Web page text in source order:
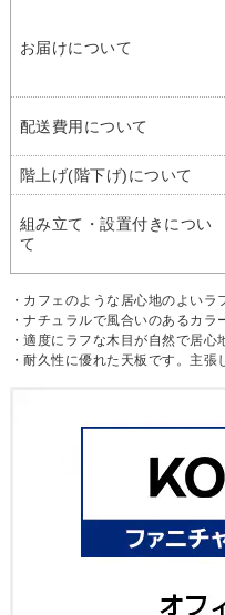
お届けについて
配送費用について
階上げ(階下げ)について
組み立て・設置付きについ
て
・カフェのような居心地のよい
・ナチュラルで風合いのあるカ
・適度にラフな木目が自然で居心
・耐久性に優れた天板です。主張